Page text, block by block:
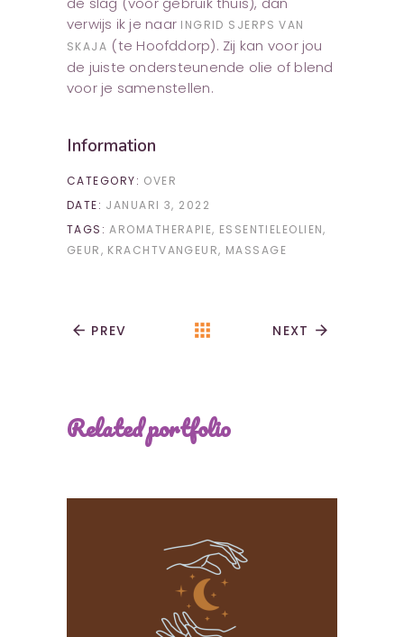
verwijs ik je naar INGRID SJERPS VAN
SKAJA (te Hoofddorp). Zij kan voor jou
de juiste ondersteunende olie of blend
voor je samenstellen.
Information
CATEGORY: OVER
DATE: JANUARI 3, 2022
TAGS: AROMATHERAPIE ESSENTIELEOLIEN
GEUR
KRACHTVANGEUR MASSAGE
arrow_back PREV apps NEXT arrow_forward
Related portfolio